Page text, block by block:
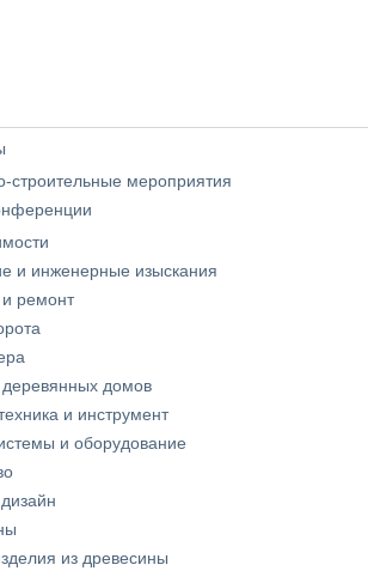
строительные мероприятия
и инженерные изыскания
и ремонт
деревянных домов
и инструмент
и оборудование
из древесины